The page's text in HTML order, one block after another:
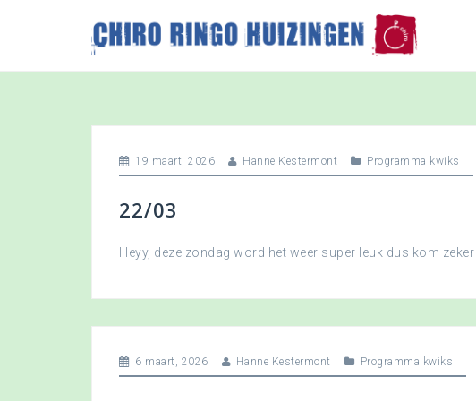
p
19 maart, 2026 Hanne Kestermont Programma kwiks
22/03
Heyy, deze zondag word het weer super leuk dus kom
6 maart, 2026 Hanne Kestermont Programma kwiks